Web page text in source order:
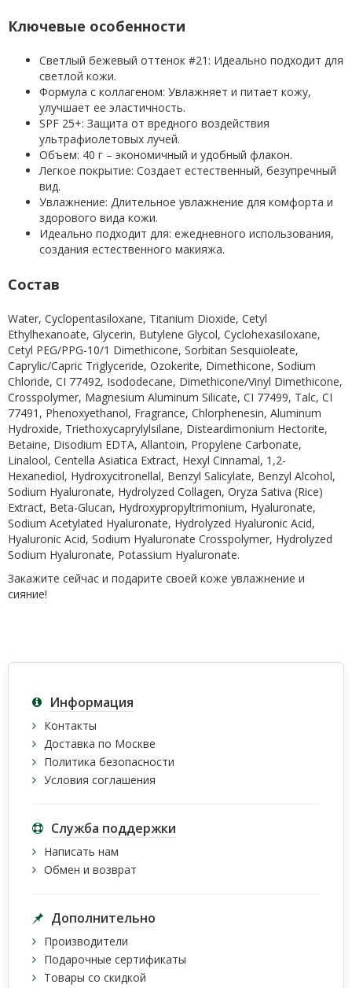
Ключевые особенности
Светлый бежевый оттенок #21: Идеально подходит для
светлой кожи.
Формула с коллагеном: Увлажняет и питает кожу,
улучшает ее эластичность.
SPF 25+: Защита от вредного воздействия
ультрафиолетовых лучей.
Объем: 40 г – экономичный и удобный флакон.
Легкое покрытие: Создает естественный, безупречный
вид.
Увлажнение: Длительное увлажнение для комфорта и
здорового вида кожи.
Идеально подходит для: ежедневного использования,
создания естественного макияжа.
Состав
Water, Cyclopentasiloxane, Titanium Dioxide, Cetyl
Ethylhexanoate, Glycerin, Butylene Glycol, Cyclohexasiloxane,
Cetyl PEG/PPG-10/1 Dimethicone, Sorbitan Sesquioleate,
Caprylic/Capric Triglyceride, Ozokerite, Dimethicone, Sodium
Chloride, CI 77492, Isododecane, Dimethicone/Vinyl Dimethicone,
Crosspolymer, Magnesium Aluminum Silicate, CI 77499, Talc, CI
77491, Phenoxyethanol, Fragrance, Chlorphenesin, Aluminum
Hydroxide, Triethoxycaprylylsilane, Disteardimonium Hectorite,
Betaine, Disodium EDTA, Allantoin, Propylene Carbonate,
Linalool, Centella Asiatica Extract, Hexyl Cinnamal, 1,2-
Hexanediol, Hydroxycitronellal, Benzyl Salicylate, Benzyl Alcohol,
Sodium Hyaluronate, Hydrolyzed Collagen, Oryza Sativa (Rice)
Extract, Beta-Glucan, Hydroxypropyltrimonium, Hyaluronate,
Sodium Acetylated Hyaluronate, Hydrolyzed Hyaluronic Acid,
Hyaluronic Acid, Sodium Hyaluronate Crosspolymer, Hydrolyzed
Sodium Hyaluronate, Potassium Hyaluronate.
Закажите сейчас и подарите своей коже увлажнение и
сияние!
Информация
Контакты
Доставка по Москве
Политика безопасности
Условия соглашения
Служба поддержки
Написать нам
Обмен и возврат
Дополнительно
Производители
Подарочные сертификаты
Товары со скидкой